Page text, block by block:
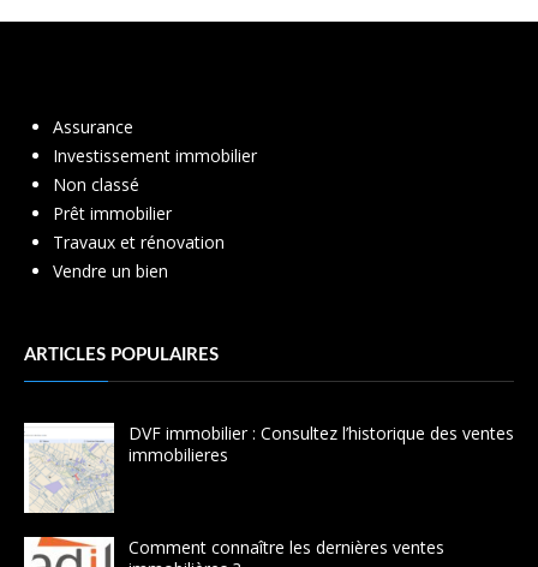
Assurance
Investissement immobilier
Non classé
Prêt immobilier
Travaux et rénovation
Vendre un bien
ARTICLES POPULAIRES
DVF immobilier : Consultez l’historique des ventes
immobilieres
Comment connaître les dernières ventes